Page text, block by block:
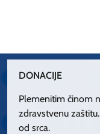
DONACIJE
Plemenitim činom
zdravstvenu
od srca.